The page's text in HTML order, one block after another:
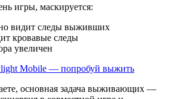
игры, маскируется:
видит следы выживших
кровавые следы
увеличен
основная задача выживающих —